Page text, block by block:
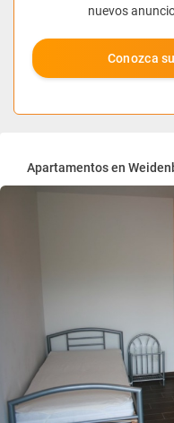
nuevos
Conozca
Apartamentos en